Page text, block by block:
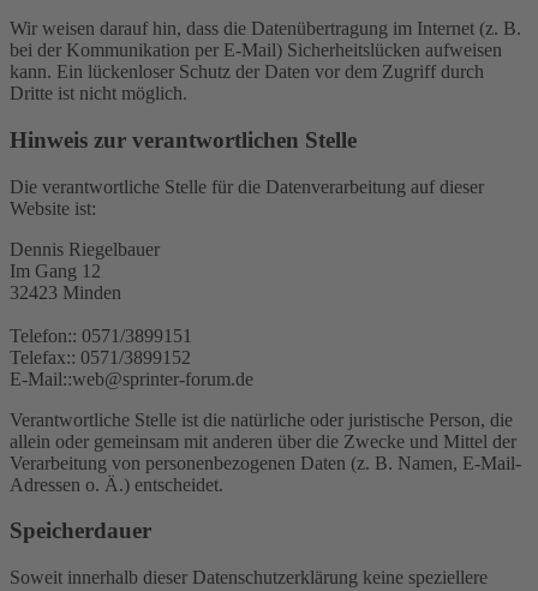
Wir weisen darauf hin, dass die Datenübertragung im Internet (z. B.
bei der Kommunikation per E-Mail) Sicherheitslücken aufweisen
kann. Ein lückenloser Schutz der Daten vor dem Zugriff durch
Dritte ist nicht möglich.
Hinweis zur verantwortlichen Stelle
Die verantwortliche Stelle für die Datenverarbeitung auf dieser
Website ist:
Dennis Riegelbauer
Im Gang 12
32423 Minden
Telefon:: 0571/3899151
Telefax:: 0571/3899152
E-Mail::web@sprinter-forum.de
Verantwortliche Stelle ist die natürliche oder juristische Person, die
allein oder gemeinsam mit anderen über die Zwecke und Mittel der
Verarbeitung von personenbezogenen Daten (z. B. Namen, E-Mail-
Adressen o. Ä.) entscheidet.
Speicherdauer
Soweit innerhalb dieser Datenschutzerklärung keine speziellere